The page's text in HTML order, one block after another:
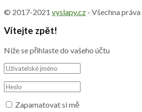
© 2017-2021 vyslapy.cz - Všechna
Vítejte zpět!
Níže se přihlaste do vašeho účtu
Zapamatovat si mě